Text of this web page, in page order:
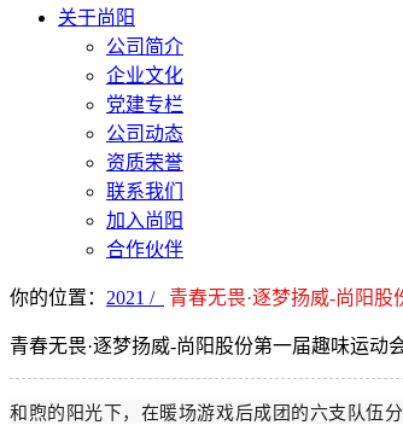
关于尚阳
公司简介
企业文化
党建专栏
公司动态
资质荣誉
联系我们
加入尚阳
合作伙伴
你的位置： 2021 / 青春无畏·逐梦扬威-尚阳
青春无畏·逐梦扬威-尚阳股份第一届趣味运动
和煦的阳光下，在暖场游戏后成团的六支队伍